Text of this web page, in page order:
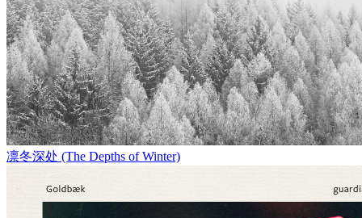
凛冬深处 (The Depths of Winter)